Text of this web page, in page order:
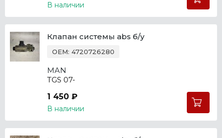
В наличии
Клапан системы abs б/у
OEM: 4720726280
MAN
TGS 07-
1 450 ₽
В наличии